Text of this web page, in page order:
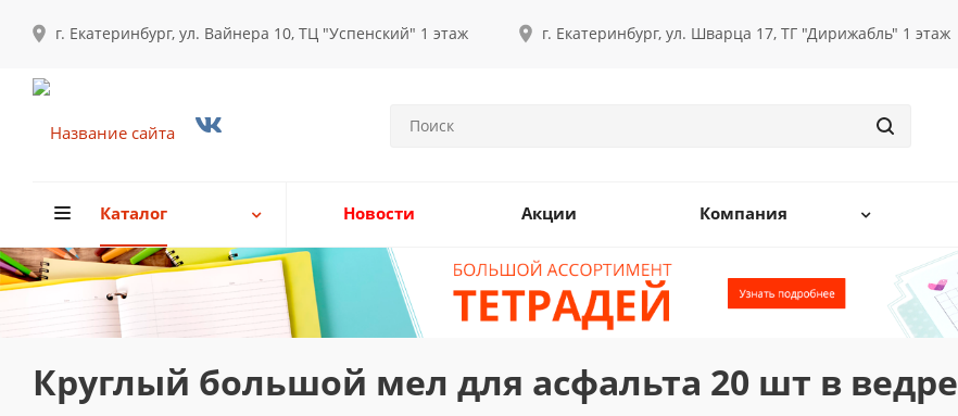
г. Екатеринбург, ул. Вайнера 10, ТЦ "Успенский" 1 этаж г. Екатеринбург, ул. Шварца 17, ТГ "Дирижабль" 1 этаж
Каталог Новости Акции Компания
Круглый большой мел для асфальта 20 шт в ведре